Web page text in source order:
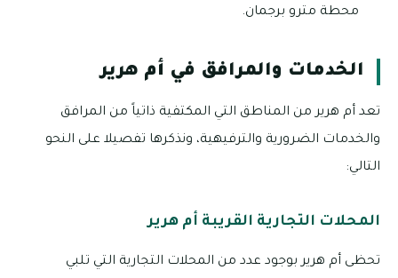
محطة مترو برجمان.
الخدمات والمرافق في أم هرير
تعد أم هرير من المناطق التي المكتفية ذاتياً من المرافق
والخدمات الضرورية والترفيهية، ونذكرها تفصيلا على النحو
التالي:
المحلات التجارية القريبة أم هرير
تحظى أم هرير بوجود عدد من المحلات التجارية التي تلبي